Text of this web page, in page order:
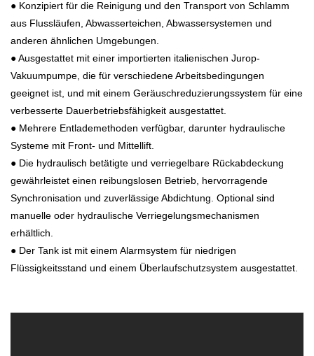
● Konzipiert für die Reinigung und den Transport von Schlamm
aus Flussläufen, Abwasserteichen, Abwassersystemen und
anderen ähnlichen Umgebungen.
● Ausgestattet mit einer importierten italienischen Jurop-
Vakuumpumpe, die für verschiedene Arbeitsbedingungen
geeignet ist, und mit einem Geräuschreduzierungssystem für eine
verbesserte Dauerbetriebsfähigkeit ausgestattet.
● Mehrere Entlademethoden verfügbar, darunter hydraulische
Systeme mit Front- und Mittellift.
● Die hydraulisch betätigte und verriegelbare Rückabdeckung
gewährleistet einen reibungslosen Betrieb, hervorragende
Synchronisation und zuverlässige Abdichtung. Optional sind
manuelle oder hydraulische Verriegelungsmechanismen
erhältlich.
● Der Tank ist mit einem Alarmsystem für niedrigen
Flüssigkeitsstand und einem Überlaufschutzsystem ausgestattet.